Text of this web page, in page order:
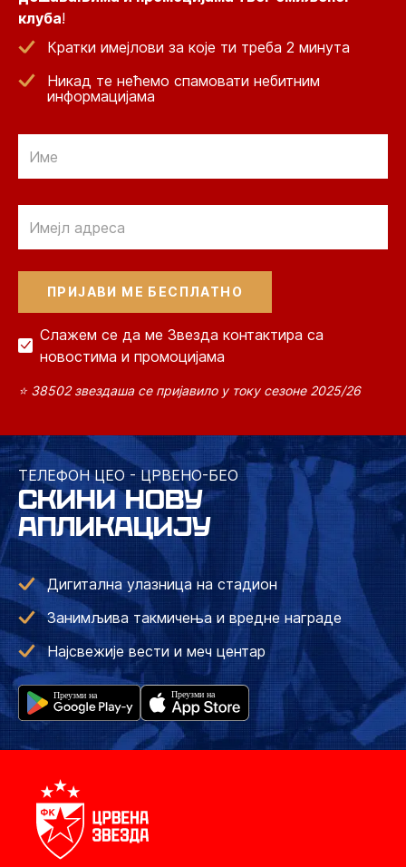
клуба!
Кратки имејлови за које ти треба 2 минута
Никад те нећемо спамовати небитним
информацијама
Слажем се да ме Звезда контактира са
новостима и промоцијама
⭐ 38502 звездаша се пријавило у току сезоне 2025/26
ТЕЛЕФОН ЦЕО - ЦРВЕНО-БЕО
СКИНИ НОВУ
АПЛИКАЦИЈУ
Дигитална улазница на стадион
Занимљива такмичења и вредне награде
Најсвежије вести и меч центар